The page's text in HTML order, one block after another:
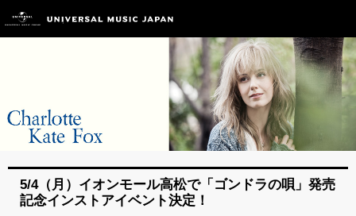
5/4（月）イオンモール高松で「ゴンドラの唄」発売
記念インストアイベント決定！